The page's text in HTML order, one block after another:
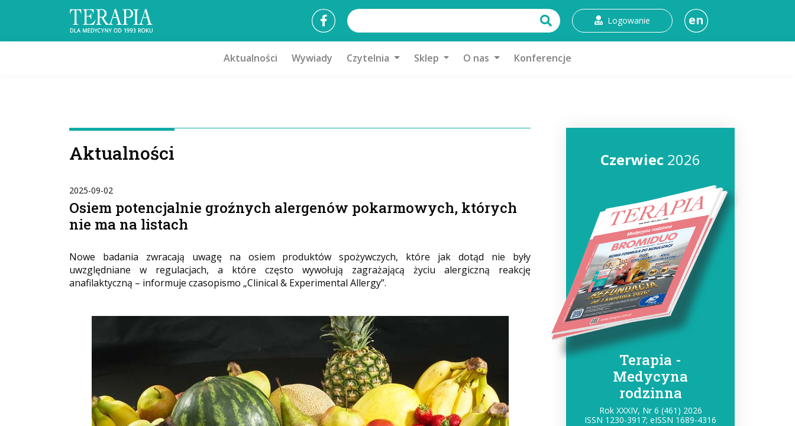
Logowanie en
Aktualności Wywiady Czytelnia Sklep O nas Konferencje
Aktualności
2025-09-02
Osiem potencjalnie groźnych alergenów pokarmowych, których
nie ma na listach
Nowe badania zwracają uwagę na osiem produktów spożywczych, które jak dotąd nie były
uwzględniane w regulacjach, a które często wywołują zagrażającą życiu alergiczną reakcję
anafilaktyczną – informuje czasopismo „Clinical & Experimental Allergy”.
Czerwiec 2026
Terapia -
Medycyna
rodzinna
Rok XXXIV, Nr 6 (461) 2026
ISSN 1230-3917; eISSN 1689-4316